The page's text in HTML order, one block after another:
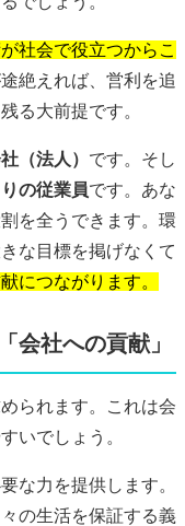
社会で役立つからこ
絶えれば、営利を追
る大前提です。
（法人） です。そし
の従業員です。あな
を全うできます。環
な目標を掲げなくて
につながります。
会社への貢献」
められます。これは会
いでしょう。
な力を提供します。
の生活を保証する義